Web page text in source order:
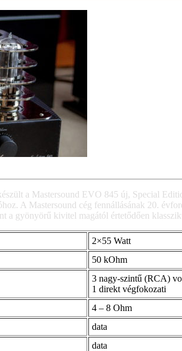
a Mastersound EVO 845 új, Special
A Mastersound cég fennállásának 20.
a gyönyörű kivitel magától értetődően
2×55 Watt
50 kOhm
3 nagy-szintű (RCA)
1 direkt végfokozati
4 – 8 Ohm
data
data